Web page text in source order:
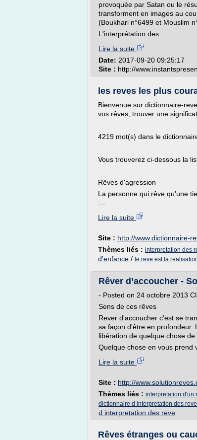
provoquée par Satan ou le
transforment en images au
(Boukhari n°6499 et Mouslim
L'interprétation des...
Lire la suite
Date: 2017-09-20 09:25:17
Site : http://
les reves les plus
Bienvenue sur dictionnaire-
vos rêves, trouver une
4219 mot(s) dans le
Vous trouverez ci-dessous la
Rêves d'agression
La personne qui rêve qu'une
:...
Lire la suite
Site : http://www.dictionnaire-
Thèmes liés : interpretation des
d'enfance / le reve est la
Rêver d’accoucher -
- Posted on 24 octobre 2013
Sens de ces rêves
Rever d'accoucher c'est se
sa façon d'être en profondeur.
libération de quelque chose
Quelque chose en vous prend
Lire la suite
Site : http://
Thèmes liés : interpretation d'un
dictionnaire d interpretation des
d interpretation des reve
Rêves étranges ou